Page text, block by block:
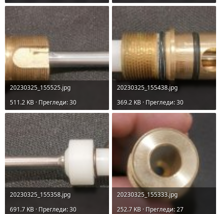
20230325_155525.jpg
511.2 KB · Прегледи: 30
20230325_155438.jpg
369.2 KB · Прегледи: 30
20230325_155358.jpg
691.7 KB · Прегледи: 30
20230325_155333.jpg
252.7 KB · Прегледи: 27